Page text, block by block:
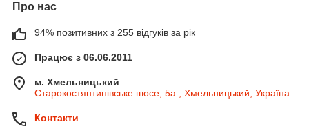
Про нас
94% позитивних з 255 відгуків за рік
Працює з 06.06.2011
м. Хмельницький
Старокостянтинівське шосе, 5а , Хмельницький, Україна
Контакти